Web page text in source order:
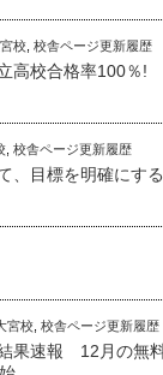
校 校舎ページ更新履歴
高校合格率100％!
校舎ページ更新履歴
、目標を明確にす
宮校 校舎ページ更新履歴
果速報 12月の無